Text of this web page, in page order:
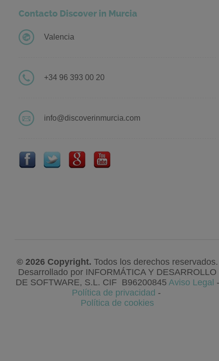
Contacto Discover in Murcia
Valencia
+34 96 393 00 20
info@discoverinmurcia.com
© 2026 Copyright. Todos los derechos reservados.
Desarrollado por INFORMÁTICA Y DESARROLLO
DE SOFTWARE, S.L. CIF B96200845 Aviso Legal -
Política de privacidad -
Política de cookies